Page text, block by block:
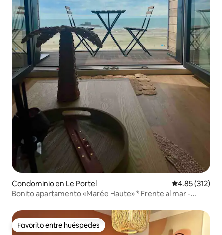
Condominio en Le Portel Calificación
4.85 (312)
Bonito apartamento «Marée Haute» * Frente al mar -
Favorito entre huéspedes
Favorito entre huéspedes